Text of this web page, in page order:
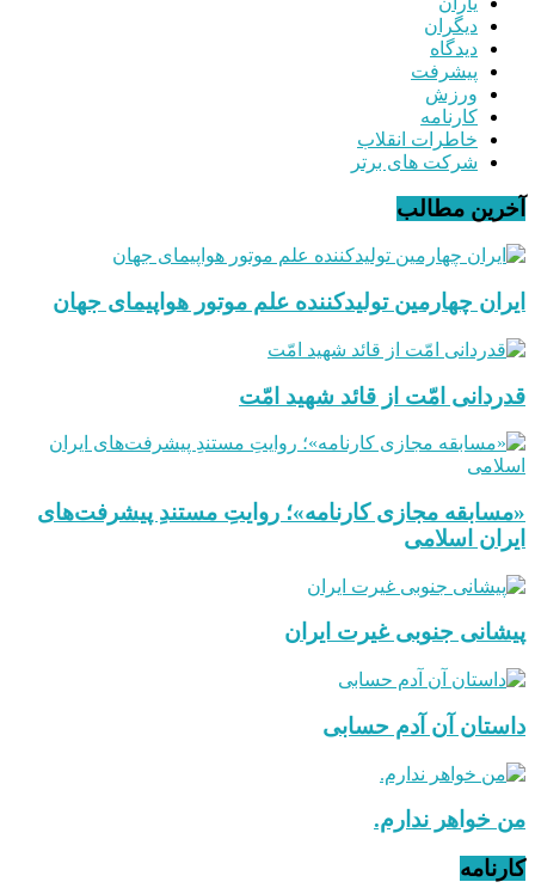
دیگران
دیدگاه
پیشرفت
ورزش
کارنامه
خاطرات انقلاب
شرکت های برتر
آخرین مطالب
ایران چهارمین تولیدکننده علم موتور هواپیمای جهان
قدردانی امّت از قائد شهید امّت
«مسابقه مجازی کارنامه»؛ روایتِ مستندِ پیشرفت‌های
ایران اسلامی
پیشانی جنوبی غیرت ایران
داستان آن آدم حسابی
من خواهر ندارم.
کارنامه